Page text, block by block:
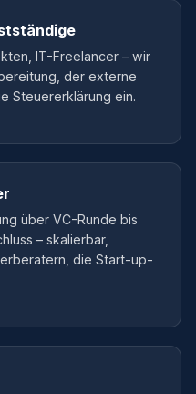
IT-Freelancer – wir
der externe
Steuererklärung ein.
über VC-Runde bis
– skalierbar,
die Start-up-